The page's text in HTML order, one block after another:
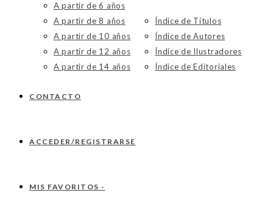
A partir de 6 años
A partir de 8 años
A partir de 10 años
A partir de 12 años
A partir de 14 años
Índice de Títulos
Índice de Autores
Índice de Ilustradores
Índice de Editoriales
CONTACTO
ACCEDER/REGISTRARSE
MIS FAVORITOS -